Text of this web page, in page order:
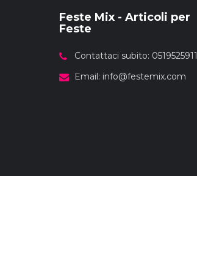
Feste Mix - Articoli per
Feste
Contattaci subito: 0519525911
Email: info@festemix.com